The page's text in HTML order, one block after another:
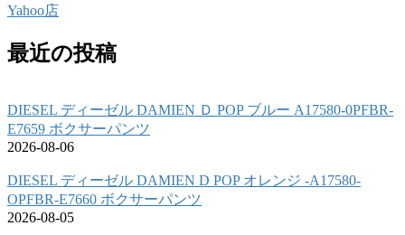
Yahoo店
最近の投稿
DIESEL ディーゼル DAMIEN Ｄ POP ブルー A17580-0PFBR-
E7659 ボクサーパンツ
2026-08-06
DIESEL ディーゼル DAMIEN D POP オレンジ -A17580-
OPFBR-E7660 ボクサーパンツ
2026-08-05